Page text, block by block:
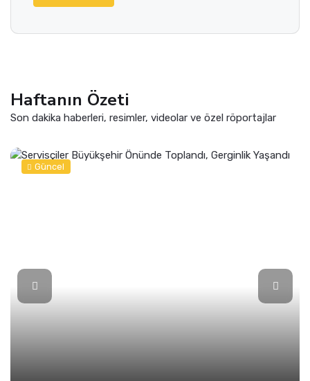
Haftanın Özeti
Son dakika haberleri, resimler, videolar ve özel röportajlar
Güncel